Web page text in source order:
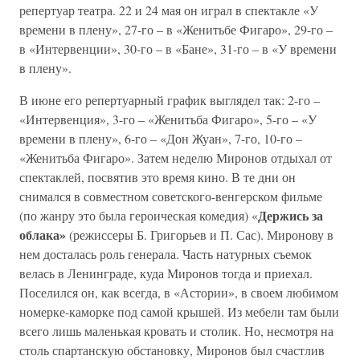
репертуар театра. 22 и 24 мая он играл в спектакле «У
времени в плену», 27-го – в «Женитьбе Фигаро», 29-го –
в «Интервенции», 30-го – в «Бане», 31-го – в «У времени
в плену».
В июне его репертуарный график выглядел так: 2-го –
«Интервенция», 3-го – «Женитьба Фигаро», 5-го – «У
времени в плену», 6-го – «Дон Жуан», 7-го, 10-го –
«Женитьба Фигаро». Затем неделю Миронов отдыхал от
спектаклей, посвятив это время кино. В те дни он
снимался в совместном советского-венгерском фильме
(по жанру это была героическая комедия) «Держись за
облака»(режиссеры Б. Григорьев и П. Сас). Миронову в
нем досталась роль генерала. Часть натурных съемок
велась в Ленинграде, куда Миронов тогда и приехал.
Поселился он, как всегда, в «Астории», в своем любимом
номерке-каморке под самой крышей. Из мебели там были
всего лишь маленькая кровать и столик. Но, несмотря на
столь спартанскую обстановку, Миронов был счастлив